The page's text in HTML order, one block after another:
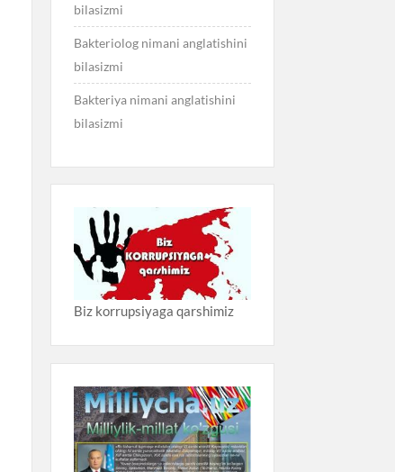
bilasizmi
Bakteriolog nimani anglatishini
bilasizmi
Bakteriya nimani anglatishini
bilasizmi
Biz korrupsiyaga qarshimiz